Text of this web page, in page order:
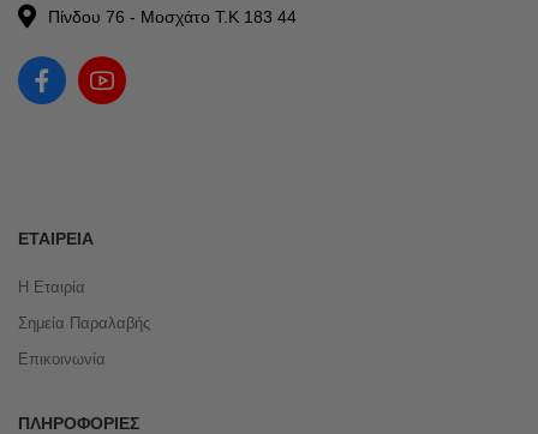
Πίνδου 76 - Μοσχάτο Τ.Κ 183 44
ΕΤΑΙΡΕΊΑ
Η Εταιρία
Σημεία Παραλαβής
Επικοινωνία
ΠΛΗΡΟΦΟΡΊΕΣ